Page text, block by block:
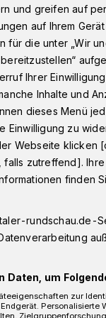
Besuch aus
in
haben mit
ehemaligen
und greifen auf
auf Ihrem
die unter „Wir
Ihrer
Inhalte und
dieses Menü
Einwilligung zu
Webseite klicken
zutreffend].
finden
rundschau.de-
Daten, um
zur
Personalisierte